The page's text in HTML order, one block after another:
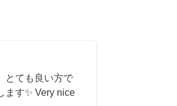
とても良い方で
ます✨ Very nice